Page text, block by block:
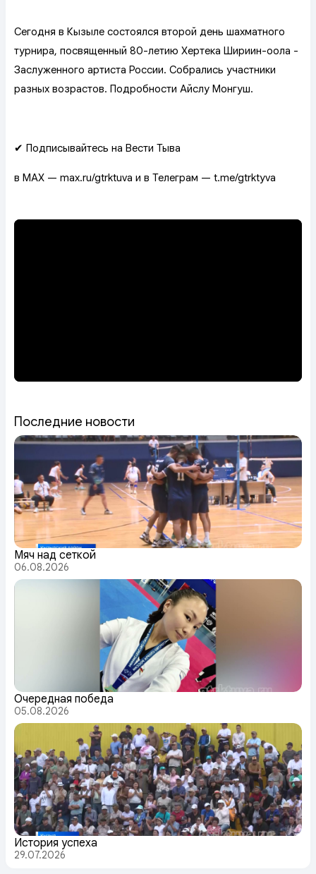
Сегодня в Кызыле состоялся второй день шахматного
турнира, посвященный 80-летию Хертека Шириин-оола -
Заслуженного артиста России. Собрались участники
разных возрастов. Подробности Айслу Монгуш.
✔ Подписывайтесь на Вести Тыва
в MAX — max.ru/gtrktuva и в Телеграм — t.me/gtrktyva
Последние новости
Мяч над сеткой
06.08.2026
Очередная победа
05.08.2026
История успеха
29.07.2026